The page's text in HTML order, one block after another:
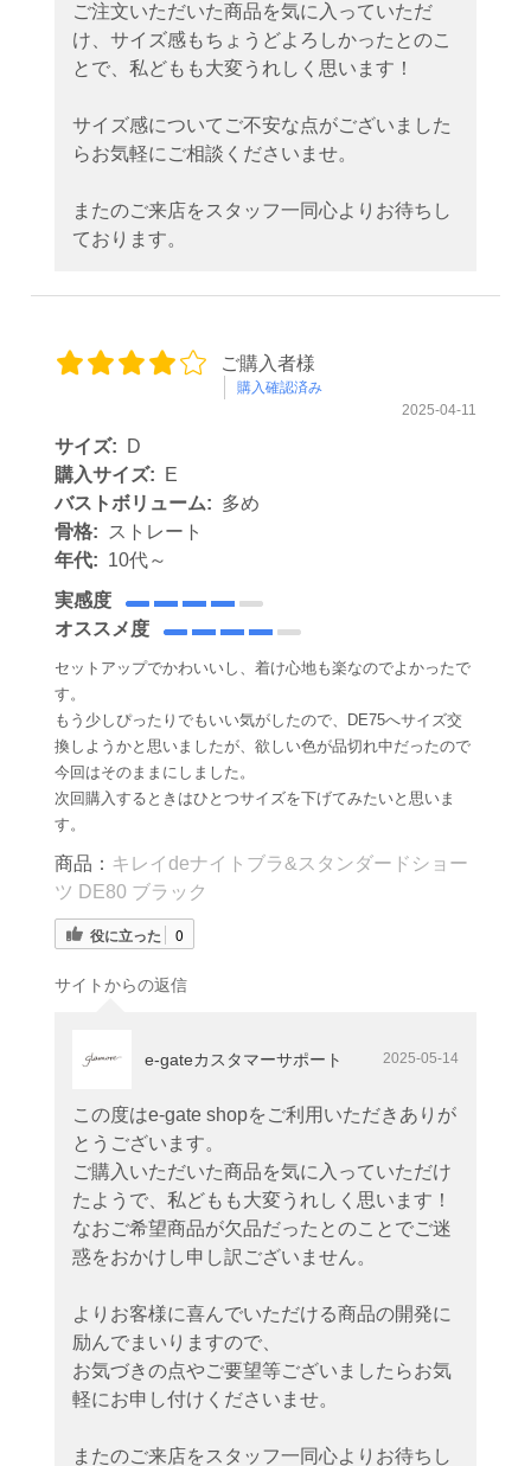
ご注文いただいた商品を気に入っていただ
け、サイズ感もちょうどよろしかったとのこ
とで、私どもも大変うれしく思います！
サイズ感についてご不安な点がございました
らお気軽にご相談くださいませ。
またのご来店をスタッフ一同心よりお待ちし
ております。
ご購入者様
購入確認済み
2025-04-11
サイズ:
D
購入サイズ:
E
バストボリューム: 多め
骨格:
ストレート
年代: 10代～
実感度
オススメ度
セットアップでかわいいし、着け心地も楽なのでよかったで
す。
もう少しぴったりでもいい気がしたので、DE75へサイズ交
換しようかと思いましたが、欲しい色が品切れ中だったので
今回はそのままにしました。
次回購入するときはひとつサイズを下げてみたいと思いま
す。
商品： キレイdeナイトブラ&スタンダードショー
ツ DE80 ブラック
役に立った 0
サイトからの返信
e-gateカスタマーサポート 2025-05-14
この度はe-gate shopをご利用いただきありが
とうございます。
ご購入いただいた商品を気に入っていただけ
たようで、私どもも大変うれしく思います！
なおご希望商品が欠品だったとのことでご迷
惑をおかけし申し訳ございません。
よりお客様に喜んでいただける商品の開発に
励んでまいりますので、
お気づきの点やご要望等ございましたらお気
軽にお申し付けくださいませ。
またのご来店をスタッフ一同心よりお待ちし